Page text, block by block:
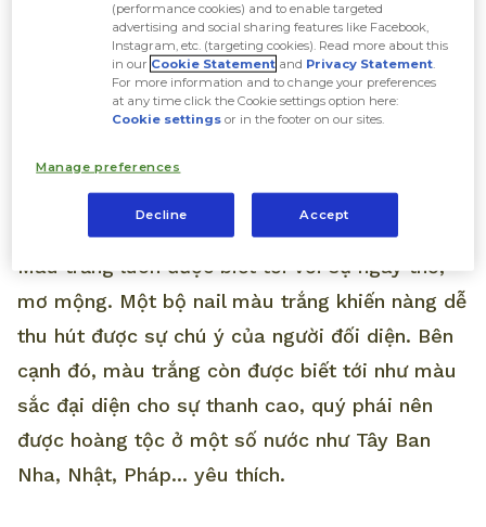
Sơn nail màu trắng rất phổ biến và được nhiều
tín đồ làm đẹp lựa chọn. Không chỉ vì màu này
có tính thẩm mỹ cao, phù hợp với nhiều trang
phục mà nó còn mang một số thông điệp ý
Màu trắng luôn được biết tới với sự ngây thơ,
mơ mộng. Một bộ nail màu trắng khiến nàng dễ
thu hút được sự chú ý của người đối diện. Bên
cạnh đó, màu trắng còn được biết tới như màu
sắc đại diện cho sự thanh cao, quý phái nên
được hoàng tộc ở một số nước như Tây Ban
Nha, Nhật, Pháp... yêu thích.
(performance cookies) and to enable targeted
advertising and social sharing features like Facebook,
Instagram, etc. (targeting cookies). Read more about this
in our Cookie Statement and Privacy Statement.
For more information and to change your preferences
at any time click the Cookie settings option here:
Cookie settings or in the footer on our sites.
Manage preferences
Decline Accept